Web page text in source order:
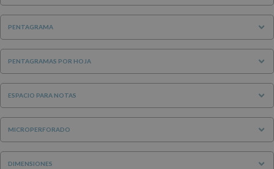
PENTAGRAMA
PENTAGRAMAS POR HOJA
ESPACIO PARA NOTAS
MICROPERFORADO
DIMENSIONES